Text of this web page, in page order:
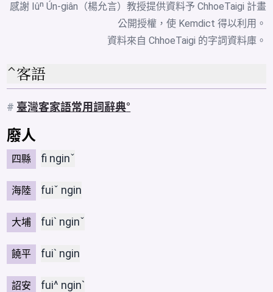
感謝 Iûⁿ Ún-giân（楊允言）教授提供資料予 ChhoeTaigi 計畫
公開授權，使 Kemdict 得以利用。
資料來自 ChhoeTaigi 的字詞資料庫。
客語
# 臺灣客家語常用詞辭典
廢人
四縣 fi nginˇ
海陸 fuiˇ ngin
大埔 fuiˋ nginˇ
饒平 fuiˋ ngin
詔安 fui^ nginˋ